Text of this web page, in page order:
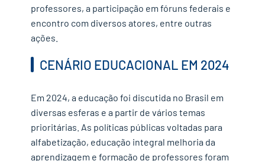
professores, a participação em fóruns federais e
encontro com diversos atores, entre outras
ações.
CENÁRIO EDUCACIONAL EM 2024
Em 2024, a educação foi discutida no Brasil em
diversas esferas e a partir de vários temas
prioritárias. As políticas públicas voltadas para
alfabetização, educação integral melhoria da
aprendizagem e formação de professores foram